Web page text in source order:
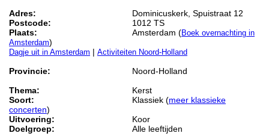
Adres:
Dominicuskerk, Spuistraat 12
Postcode:
1012 TS
Plaats:
Amsterdam (Boek overnachting in
Amsterdam)
Dagje uit in Amsterdam | Activiteiten Noord-Holland
Provincie:
Noord-Holland
Thema:
Kerst
Soort:
Klassiek (meer klassieke
concerten)
Uitvoering:
Koor
Doelgroep:
Alle leeftijden